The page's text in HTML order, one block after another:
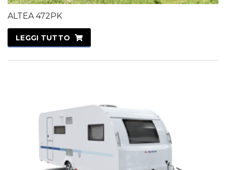
ALTEA 472PK
LEGGI TUTTO